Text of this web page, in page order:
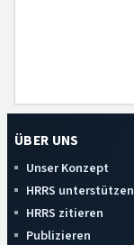
ÜBER UNS
Unser Konzept
HRRS unterstützen
HRRS zitieren
Publizieren